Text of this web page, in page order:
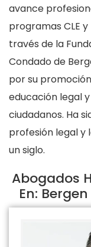
avance
programas CLE
través de la
Condado de
por su
educación legal
ciudadanos. Ha
profesión legal y
un siglo.
Abogados
En: